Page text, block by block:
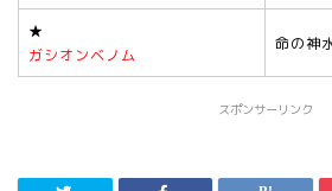
★
ガシオンベノム
命の神
スポンサーリンク